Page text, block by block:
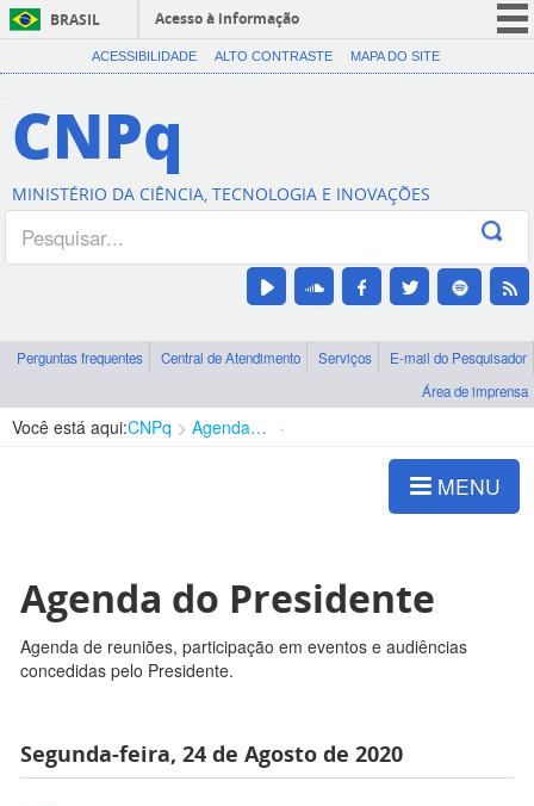
BRASIL
Acesso à informação
CORONAVÍRUS (COVID-19)
Canais
ACESSIBILIDADE ALTO CONTRASTE MAPA DO SITE
CNPq
MINISTÉRIO DA CIÊNCIA, TECNOLOGIA E INOVAÇÕES
Perguntas frequentes Central de Atendimento Serviços
E-mail do Pesquisador
Área de imprensa
Você está aqui:CNPq Agenda de autoridades
MENU
Agenda do Presidente
Agenda de reuniões, participação em eventos e audiências
concedidas pelo Presidente.
Segunda-feira, 24 de Agosto de 2020